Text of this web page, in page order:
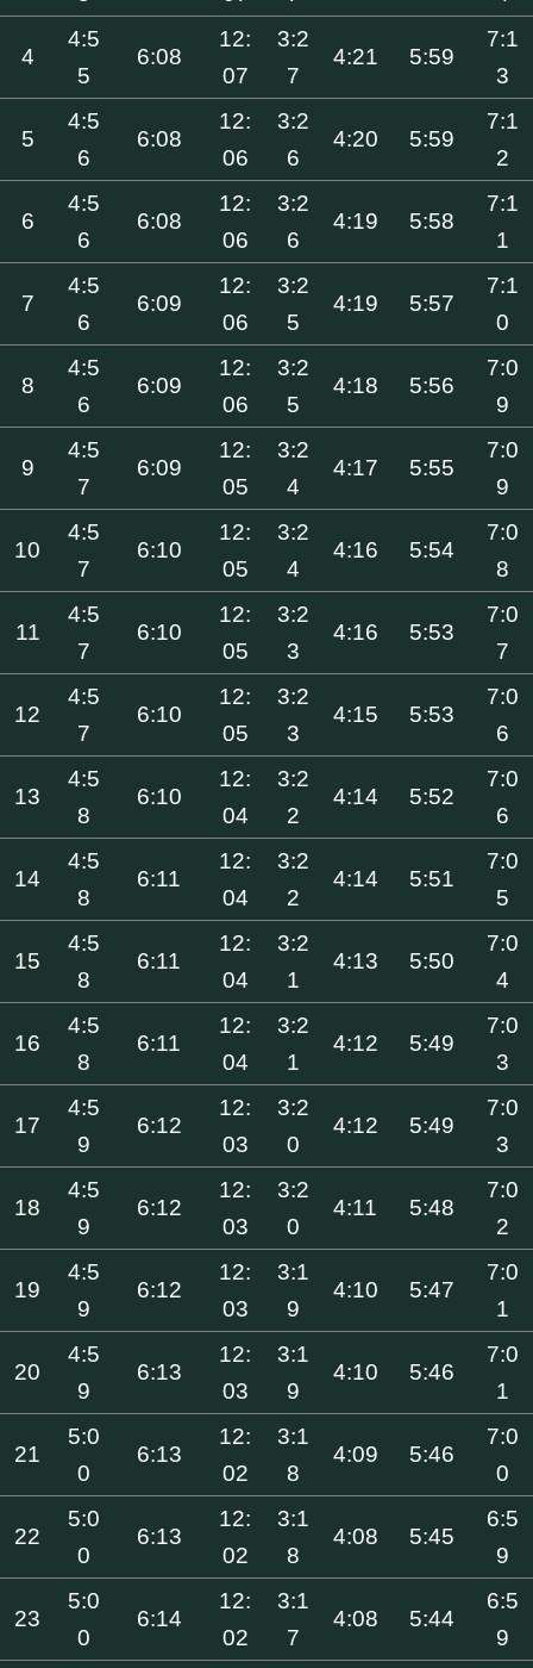
4
4:5
5
6:08
12:
07
3:2
7
4:21 5:59
7:1
3
5
4:5
6
6:08
12:
06
3:2
6
4:20 5:59
7:1
2
6
4:5
6
6:08
12:
06
3:2
6
4:19 5:58
7:1
1
7
4:5
6
6:09
12:
06
3:2
5
4:19 5:57
7:1
0
8
4:5
6
6:09
12:
06
3:2
5
4:18 5:56
7:0
9
9
4:5
7
6:09
12:
05
3:2
4
4:17 5:55
7:0
9
10
4:5
7
6:10
12:
05
3:2
4
4:16 5:54
7:0
8
11
4:5
7
6:10
12:
05
3:2
3
4:16 5:53
7:0
7
12
4:5
7
6:10
12:
05
3:2
3
4:15 5:53
7:0
6
13
4:5
8
6:10
12:
04
3:2
2
4:14 5:52
7:0
6
14
4:5
8
6:11
12:
04
3:2
2
4:14 5:51
7:0
5
15
4:5
8
6:11
12:
04
3:2
1
4:13 5:50
7:0
4
16
4:5
8
6:11
12:
04
3:2
1
4:12 5:49
7:0
3
17
4:5
9
6:12
12:
03
3:2
0
4:12 5:49
7:0
3
18
4:5
9
6:12
12:
03
3:2
0
4:11 5:48
7:0
2
19
4:5
9
6:12
12:
03
3:1
9
4:10 5:47
7:0
1
20
4:5
9
6:13
12:
03
3:1
9
4:10 5:46
7:0
1
21
5:0
0
6:13
12:
02
3:1
8
4:09 5:46
7:0
0
22
5:0
0
6:13
12:
02
3:1
8
4:08 5:45
6:5
9
23
5:0
0
6:14
12:
02
3:1
7
4:08 5:44
6:5
9